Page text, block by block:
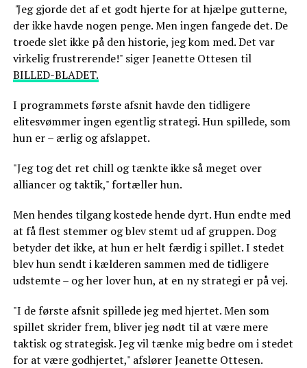
"Jeg gjorde det af et godt hjerte for at hjælpe gutterne,
der ikke havde nogen penge. Men ingen fangede det. De
troede slet ikke på den historie, jeg kom med. Det var
virkelig frustrerende!" siger Jeanette Ottesen til
BILLED-BLADET.
I programmets første afsnit havde den tidligere
elitesvømmer ingen egentlig strategi. Hun spillede, som
hun er – ærlig og afslappet.
"Jeg tog det ret chill og tænkte ikke så meget over
alliancer og taktik," fortæller hun.
Men hendes tilgang kostede hende dyrt. Hun endte med
at få flest stemmer og blev stemt ud af gruppen. Dog
betyder det ikke, at hun er helt færdig i spillet. I stedet
blev hun sendt i kælderen sammen med de tidligere
udstemte – og her lover hun, at en ny strategi er på vej.
"I de første afsnit spillede jeg med hjertet. Men som
spillet skrider frem, bliver jeg nødt til at være mere
taktisk og strategisk. Jeg vil tænke mig bedre om i stedet
for at være godhjertet," afslører Jeanette Ottesen.